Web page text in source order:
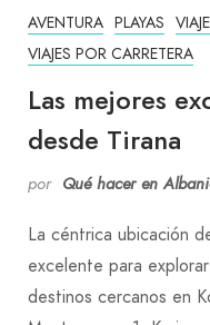
AVENTURA PLAYAS
VIAJES POR CARRETERA
Las mejores
desde Tirana
por Qué hacer en
La céntrica ubicación
excelente para
destinos cercanos en